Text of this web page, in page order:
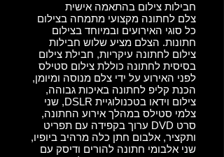
חבילות צילום בהתאמה אישית
צלם לחתונה מקצועי מתמחה בצילום
כל סוגי האירועים ובמיוחד בצילום
חתונות. הצלם מציע שלוש חבילות
צילום לחתונה עיקריות, חבילת צילום
בסיסית לחתונה כוללת צילום סטילס
לפני האירוע על ידי צלם מנוסה ומיומן,
הכנת קליפ לחתונה באיכות גבוהה,
צילום וידאו בטכנולוגיית DSLR, שני
צלמי סטילס במהלך אירוע החתונה,
סרט DVD ערוך בקפידה עם תפריט
ותקציר, אלבום חתן כלה מרהיב ביופיו,
שני אלבומי חתונה להורים ודיסק עם